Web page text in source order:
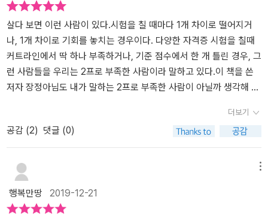
전세계는 우리나라와 얼마나 다를까라는 생각을 하게 된 것이다.그렇
게 저자는 세계 곳곳을 누비며 다양한 사람을 만날 수 있는 직업인 승
무원이 되기로 마음먹게 된다. 그녀의 나이 스물두 살이 되던 해였다.
허나 승무원이 되는 길은 멀고도 험했다. 가장 중요한 것은 영어였다.
앞서 말했듯이 생명 공학 전공이었던 저자는 영어영문학을 전공하지
도 않았고 그렇다고 어학연수도 가본 적 없었기 때문이다.첫 면접부
증이 심했기에 첫 면접부터 실패하고 만 것이다.그러나 여기에서 굴
하지 않고 더 단단해지리라 다짐한 그녀였다. 앞으로 몇 번이나 더 전
쟁을 치르게 될지 모르지만, 그 시간만큼 단단해질 거라 믿었다. 아니,
오기가 생겼다.'성공하고자 하는 의지가 강하다면, 실패 따위가 나를
압도할 수 없다.' _오그 만디노끝까지 내 발목을 잡았던 영어 울렁증
이 오히려 나를 더욱 강한 사람으로 만들어주었듯이 말이다. 약점 앞
에 무릎 꿇지 말자. 반드시 극복할 수 있다. 피나는 노력의 결과로 저
살다 보면 이런 사람이 있다.시험을 칠 때마다 1개 차이로 떨어지거
나, 1개 차이로 기회를 놓치는 경우이다. 다양한 자격증 시험을 칠때
커트라인에서 딱 하나 부족하거나, 기준 점수에서 한 개 틀린 경우, 그
런 사람들을 우리는 2프로 부족한 사람이라 말하고 있다.이 책을 쓴
저자 장정아님도 내가 말하는 2프로 부족한 사람이 아닐까 생각해 보
들보다 더 애쓰고, 더 공부하고 노력하게 된다. 반에서 2등만 하는 친
구들이 바로 그런 경우이다. 외항사 승무원 장정아씨는 항공사 승무
원이 되기 위한 기준 조건들을 채워 나가지만 신체적인 조건이 기준
치에 미달하고 있었다. 키는 162cm에 2cm 부족하며, 손을 하늘로
뻣은 발끝에서 손끝까지 승무언 기준 202cm에도 약간 부족한 상태
이다.국내선 승무원이 되기 위해 남들보다 더 노력하지만 운이 스스
로에게 따라오지 못한 이유가 되고 있다. 주변에서 너는 될까야,너는
더보기
공감 (2) 댓글 (0)
행복만땅 2019-12-21